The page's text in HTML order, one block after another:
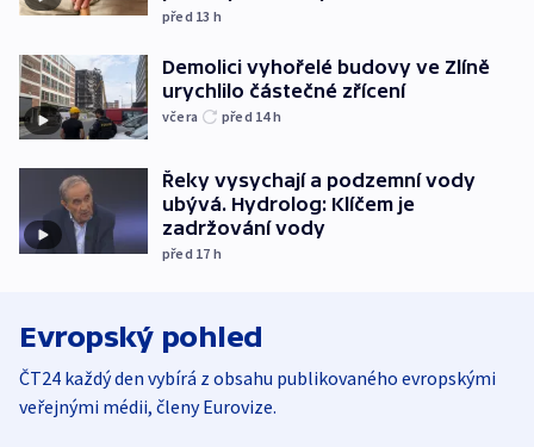
před 13 h
Demolici vyhořelé budovy ve Zlíně
urychlilo částečné zřícení
včera před 14h
Řeky vysychají a podzemní vody
ubývá. Hydrolog: Klíčem je
zadržování vody
před 17 h
Evropský pohled
ČT24 každý den vybírá z obsahu publikovaného evropskými
veřejnými médii, členy Eurovize.